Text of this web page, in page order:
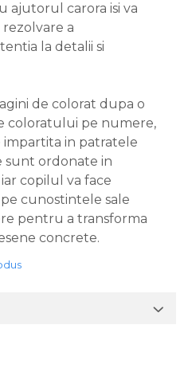
ajutorul carora isi va
a
la detalii si
de colorat dupa o
coloratului pe numere,
impartita in patratele
sunt ordonate in
copilul va face
cunostintele sale
pentru a transforma
concrete.